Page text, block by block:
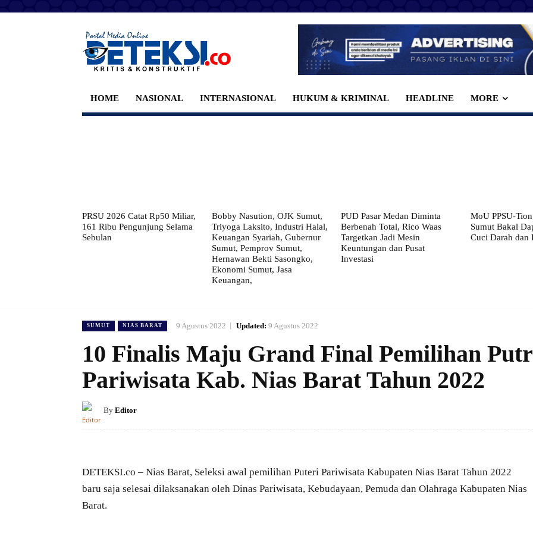
HOME NASIONAL INTERNASIONAL HUKUM & KRIMINAL HEADLINE MORE
PRSU 2026 Catat Rp50 Miliar,
161 Ribu Pengunjung Selama
Sebulan
Bobby Nasution, OJK Sumut,
Triyoga Laksito, Industri Halal,
Keuangan Syariah, Gubernur
Sumut, Pemprov Sumut,
Hernawan Bekti Sasongko,
Ekonomi Sumut, Jasa
Keuangan,
PUD Pasar Medan Diminta
Berbenah Total, Rico Waas
Targetkan Jadi Mesin
Keuntungan dan Pusat
Investasi
MoU PPSU-
Sumut Bakal
Cuci Darah dan
SUMUT NIAS BARAT 9 Agustus 2022 Updated: 9 Agustus 2022
10 Finalis Maju Grand Final Pemilihan
Pariwisata Kab. Nias Barat Tahun 2022
By Editor
DETEKSI.co – Nias Barat, Seleksi awal pemilihan Puteri Pariwisata Kabupaten Nias Barat Tahun 2022
baru saja selesai dilaksanakan oleh Dinas Pariwisata, Kebudayaan, Pemuda dan Olahraga Kabupaten Nias
Barat.